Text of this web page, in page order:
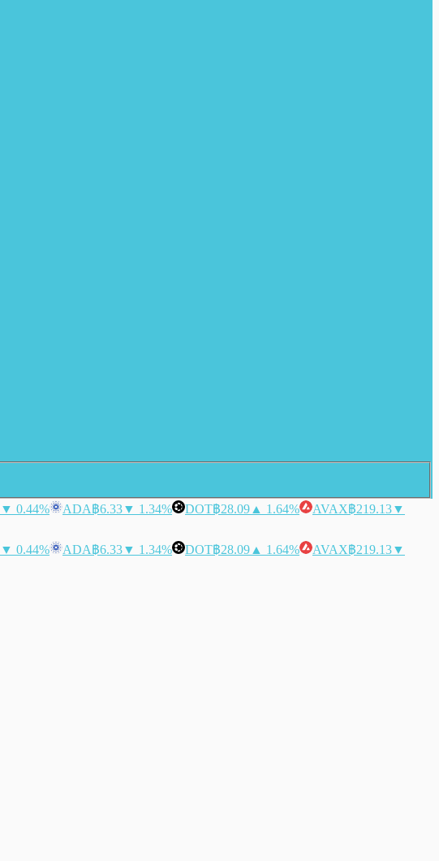
▼ 0.44% ADA฿6.33▼ 1.34% DOT฿28.09 ▲ 1.64% AVAX฿219.13▼
▼ 0.44% ADA฿6.33▼ 1.34% DOT฿28.09 ▲ 1.64% AVAX฿219.13▼